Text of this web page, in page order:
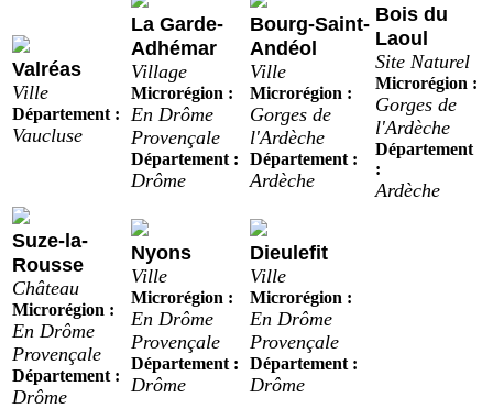
Valréas
Ville
Département :
Vaucluse
La Garde-
Adhémar
Village
Microrégion :
En Drôme
Provençale
Département :
Drôme
Bourg-Saint-
Andéol
Ville
Microrégion :
Gorges de
l'Ardèche
Département :
Ardèche
Bois du
Laoul
Site Naturel
Microrégion :
Gorges de
l'Ardèche
Département
:
Ardèche
Suze-la-
Rousse
Château
Microrégion :
En Drôme
Provençale
Département :
Drôme
Nyons
Ville
Microrégion :
En Drôme
Provençale
Département :
Drôme
Dieulefit
Ville
Microrégion :
En Drôme
Provençale
Département :
Drôme